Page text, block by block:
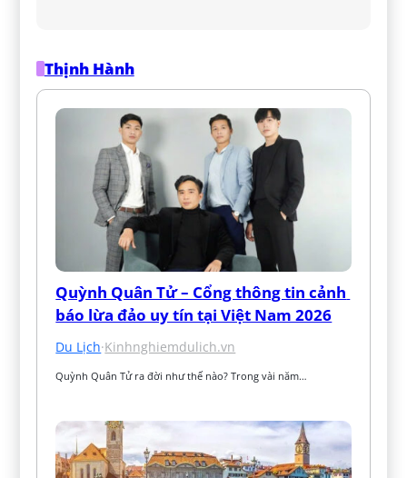
Thịnh Hành
Quỳnh Quân Tử – Cổng thông tin cảnh
báo lừa đảo uy tín tại Việt Nam 2026
Du Lịch·Kinhnghiemdulich.vn
Quỳnh Quân Tử ra đời như thế nào? Trong vài năm…